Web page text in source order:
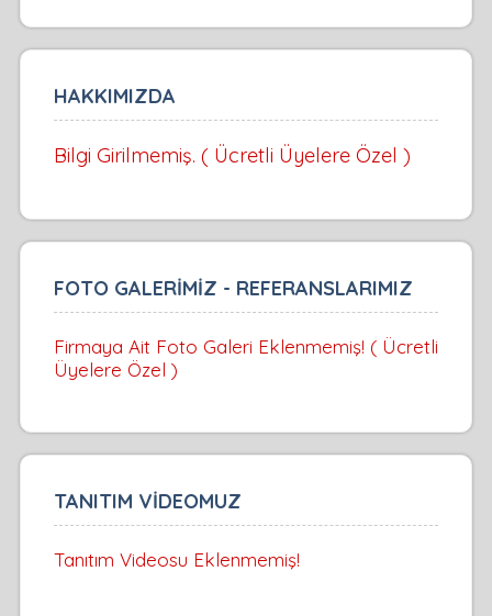
HAKKIMIZDA
Bilgi Girilmemiş. ( Ücretli Üyelere Özel )
FOTO GALERİMİZ - REFERANSLARIMIZ
Firmaya Ait Foto Galeri Eklenmemiş! ( Ücretli
Üyelere Özel )
TANITIM VİDEOMUZ
Tanıtım Videosu Eklenmemiş!